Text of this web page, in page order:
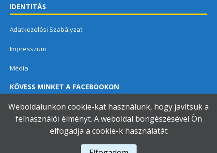
IDENTITÁS
Adatkezelési Szabályzat
Impresszum
Média
KÖVESS MINKET A FACEBOOKON
Dunavarsányi Közös Önkormányzati Hivatal
Weboldalunkon cookie-kat használunk, hogy javítsuk a
felhasználói élményt. A weboldal böngészésével Ön
elfogadja a cookie-k használatát